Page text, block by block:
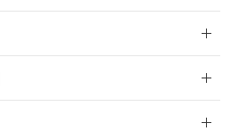
しておりました。
品への在庫切替を完了
日より割愛しておりま